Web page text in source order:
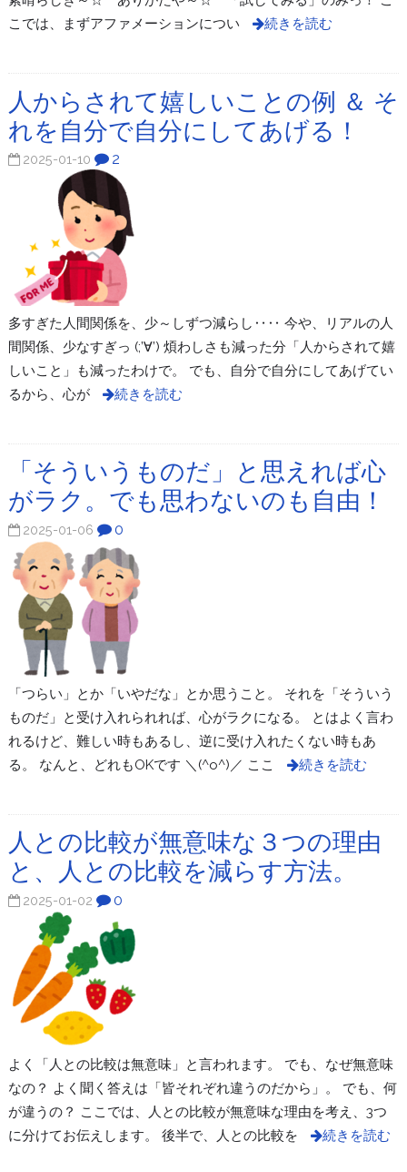
こでは、まずアファメーションについ
続きを読む
人からされて嬉しいことの例 ＆ そ
れを自分で自分にしてあげる！
2025-01-10 2
多すぎた人間関係を、少～しずつ減らし‥‥ 今や、リアルの人
間関係、少なすぎっ (;’∀’) 煩わしさも減った分「人からされて嬉
しいこと」も減ったわけで。 でも、自分で自分にしてあげてい
るから、心が
続きを読む
「そういうものだ」と思えれば心
がラク。でも思わないのも自由！
2025-01-06 0
「つらい」とか「いやだな」とか思うこと。 それを「そういう
ものだ」と受け入れられれば、心がラクになる。 とはよく言わ
れるけど、難しい時もあるし、逆に受け入れたくない時もあ
る。 なんと、どれもOKです ＼(^o^)／ ここ
続きを読む
人との比較が無意味な３つの理由
と、人との比較を減らす方法。
2025-01-02 0
よく「人との比較は無意味」と言われます。 でも、なぜ無意味
なの？ よく聞く答えは「皆それぞれ違うのだから」。 でも、何
が違うの？ ここでは、人との比較が無意味な理由を考え、3つ
に分けてお伝えします。 後半で、人との比較を
続きを読む